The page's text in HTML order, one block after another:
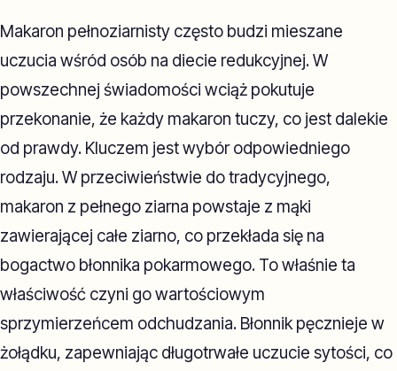
Makaron pełnoziarnisty często budzi mieszane
uczucia wśród osób na diecie redukcyjnej. W
powszechnej świadomości wciąż pokutuje
przekonanie, że każdy makaron tuczy, co jest dalekie
od prawdy. Kluczem jest wybór odpowiedniego
rodzaju. W przeciwieństwie do tradycyjnego,
makaron z pełnego ziarna powstaje z mąki
zawierającej całe ziarno, co przekłada się na
bogactwo błonnika pokarmowego. To właśnie ta
właściwość czyni go wartościowym
sprzymierzeńcem odchudzania. Błonnik pęcznieje w
żołądku, zapewniając długotrwałe uczucie sytości, co